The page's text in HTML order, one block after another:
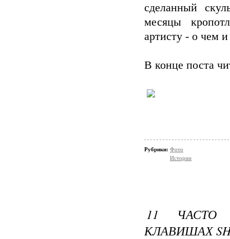
сделанный
месяцы
артисту - о чем
В конце поста
Рубрики: Фото
Истории
11 ЧАСТО
КЛАВИШАХ